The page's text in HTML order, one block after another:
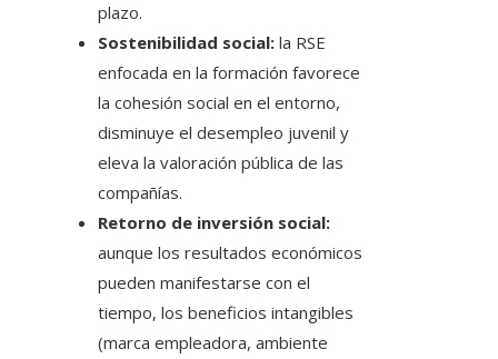
plazo.
Sostenibilidad social: la RSE
enfocada en la formación favorece
la cohesión social en el entorno,
disminuye el desempleo juvenil y
eleva la valoración pública de las
compañías.
Retorno de inversión social:
aunque los resultados económicos
pueden manifestarse con el
tiempo, los beneficios intangibles
(marca empleadora, ambiente